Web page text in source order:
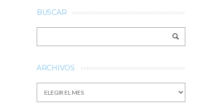
BUSCAR
ARCHIVOS
Archivos